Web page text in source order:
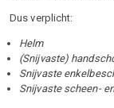
Dus verplicht:
Helm
(Snijvaste)
Snijvaste
Snijvaste scheen-